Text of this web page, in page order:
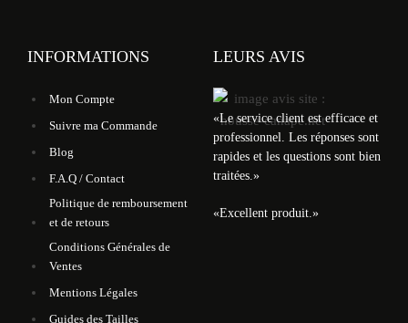
INFORMATIONS
Mon Compte
Suivre ma Commande
Blog
F.A.Q / Contact
Politique de remboursement
et de retours
Conditions Générales de
Ventes
Mentions Légales
Guides des Tailles
LEURS AVIS
«Le service client est efficace et
professionnel. Les réponses sont
rapides et les questions sont bien
traitées. »
«Excellent produit. »